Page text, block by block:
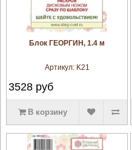
увеличить
Блок ГЕОРГИН, 1.4 м
Артикул: K21
3528руб
В корзину